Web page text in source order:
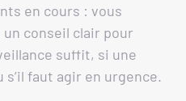
en cours : vous
conseil clair pour
suffit, si une
s’il faut agir en urgence.